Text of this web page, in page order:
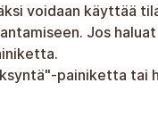
voidaan käyttää
Jos
painiketta tai